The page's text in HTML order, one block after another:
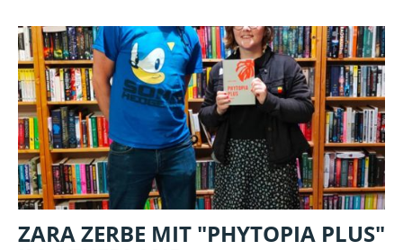
ZARA ZERBE MIT "PHYTOPIA PLUS"